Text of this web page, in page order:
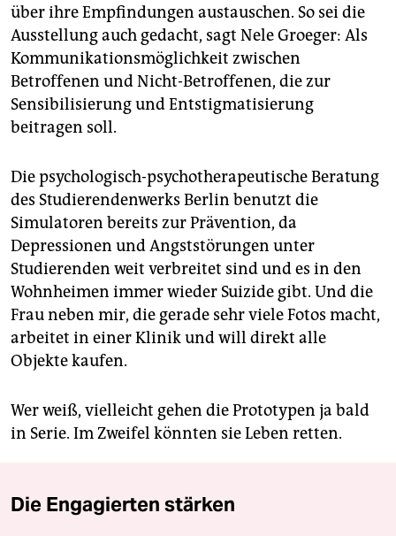
über ihre Empfindungen austauschen. So sei die
Ausstellung auch gedacht, sagt Nele Groeger: Als
Kommunikationsmöglichkeit zwischen
Betroffenen und Nicht-Betroffenen, die zur
Sensibilisierung und Entstigmatisierung
beitragen soll.
Die psychologisch-psychotherapeutische Beratung
des Studierendenwerks Berlin benutzt die
Simulatoren bereits zur Prävention, da
Depressionen und Angststörungen unter
Studierenden weit verbreitet sind und es in den
Wohnheimen immer wieder Suizide gibt. Und die
Frau neben mir, die gerade sehr viele Fotos macht,
arbeitet in einer Klinik und will direkt alle
Objekte kaufen.
Wer weiß, vielleicht gehen die Prototypen ja bald
in Serie. Im Zweifel könnten sie Leben retten.
Die Engagierten stärken